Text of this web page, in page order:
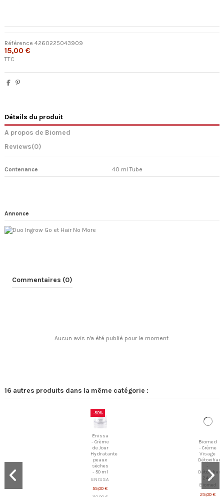
Référence 4260225043909
15,00 €
TTC
Détails du produit
A propos de Biomed
Reviews(0)
Contenance 40 ml Tube
Annonce
Commentaires (0)
Aucun avis n'a été publié pour le moment.
16 autres produits dans la même catégorie :
55,00 €